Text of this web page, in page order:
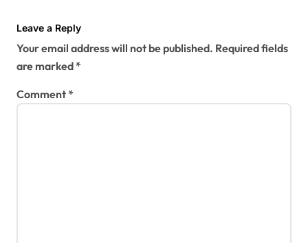
Leave a Reply
Your email address will not be published. Required fields
are marked*
Comment*